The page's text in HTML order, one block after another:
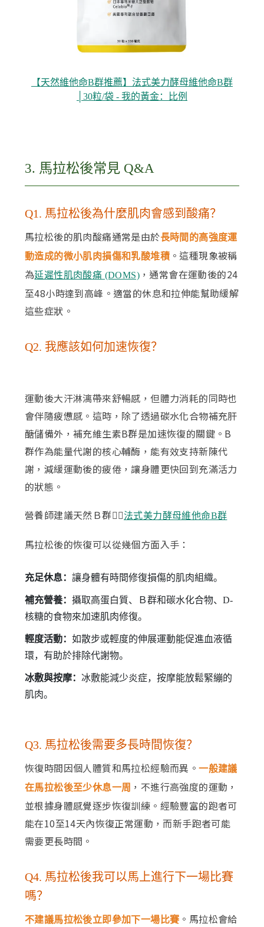
【天然維他命B群推薦】法式美力酵母維他命B群
│30粒/袋 - 我的黃金：比例
3. 馬拉松後常見 Q&A
Q1. 馬拉松後為什麼肌肉會感到酸痛？
馬拉松後的肌肉酸痛通常是由於長時間的高強度運
動造成的微小肌肉損傷和乳酸堆積 。這種現象被稱
為延遲性肌肉酸痛 (DOMS) ，通常會在運動後的24
至48小時達到高峰。適當的休息和拉伸能幫助緩解
這些症狀。
Q2. 我應該如何加速恢復？
運動後大汗淋漓帶來舒暢感，但體力消耗的同時也
會伴隨疲憊感。這時，除了透過碳水化合物補充肝
醣儲備外，補充維生素B群是加速恢復的關鍵。B
群作為能量代謝的核心輔酶，能有效支持新陳代
謝，減緩運動後的疲倦，讓身體更快回到充滿活力
的狀態。
營養師建議天然Ｂ群👉🏻法式美力酵母維他命B群
馬拉松後的恢復可以從幾個方面入手：
充足休息： 讓身體有時間修復損傷的肌肉組織。
補充營養： 攝取高蛋白質、Ｂ群和碳水化合物、D-
核糖的食物來加速肌肉修復。
輕度活動： 如散步或輕度的伸展運動能促進血液循
環，有助於排除代謝物。
冰敷與按摩： 冰敷能減少炎症，按摩能放鬆緊繃的
肌肉。
Q3. 馬拉松後需要多長時間恢復？
恢復時間因個人體質和馬拉松經驗而異。一般建議
在馬拉松後至少休息一周 ，不進行高強度的運動，
並根據身體感覺逐步恢復訓練。經驗豐富的跑者可
能在10至14天內恢復正常運動，而新手跑者可能
需要更長時間。
Q4. 馬拉松後我可以馬上進行下一場比賽
嗎？
不建議馬拉松後立即參加下一場比賽 。馬拉松會給